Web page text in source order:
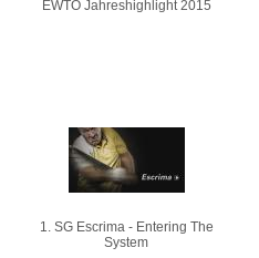
EWTO Jahreshighlight 2015
1. SG Escrima - Entering The
System